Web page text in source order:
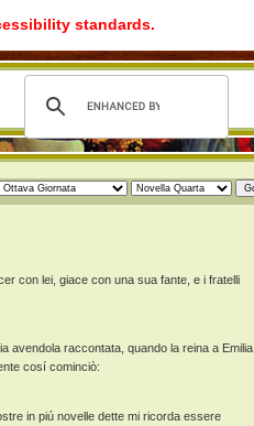
standards.
con lei, giace con una sua fante, e i fratelli
avendola raccontata, quando la reina a Emilia
cosí cominciò:
in piú novelle dette mi ricorda essere